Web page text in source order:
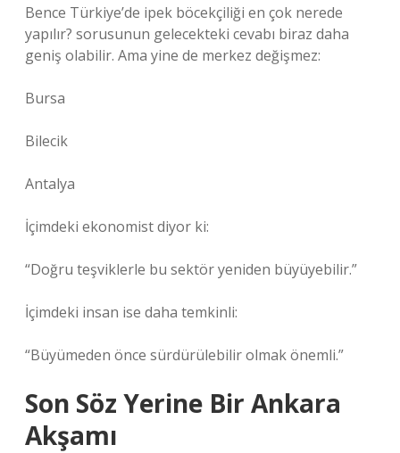
Bence Türkiye’de ipek böcekçiliği en çok nerede
yapılır? sorusunun gelecekteki cevabı biraz daha
geniş olabilir. Ama yine de merkez değişmez:
Bursa
Bilecik
Antalya
İçimdeki ekonomist diyor ki:
“Doğru teşviklerle bu sektör yeniden büyüyebilir.”
İçimdeki insan ise daha temkinli:
“Büyümeden önce sürdürülebilir olmak önemli.”
Son Söz Yerine Bir Ankara
Akşamı